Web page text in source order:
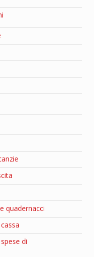
quadernacci
di